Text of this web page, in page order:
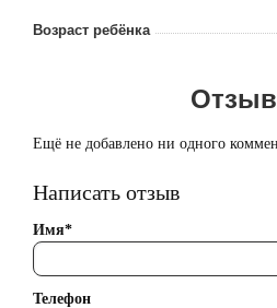
Возраст ребёнка
Ещё не добавлено ни одного
Написать отзыв
Имя*
Телефон